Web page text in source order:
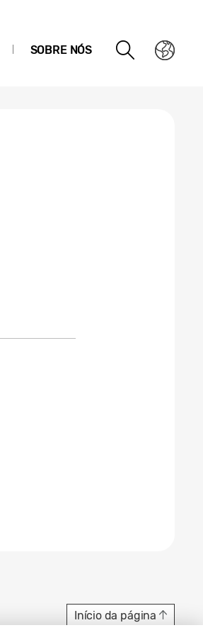
SOBRE NÓS
Início da página